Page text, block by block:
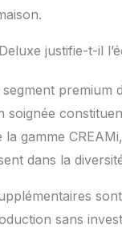
justifie-t-il
gamme
dans la
sans